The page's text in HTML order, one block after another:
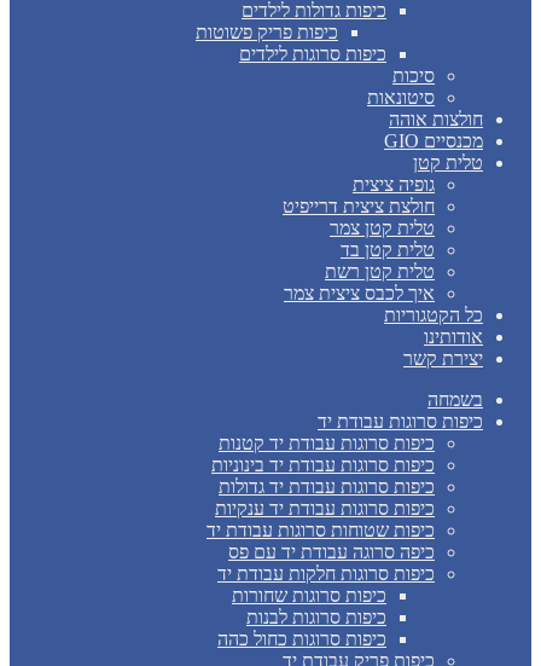
כיפות גדולות לילדים
כיפות פריק פשוטות
כיפות סרוגות לילדים
סיכות
סיטונאות
חולצות אוהה
מכנסיים GIO
טלית קטן
גופיה ציצית
חולצת ציצית דרייפיט
טלית קטן צמר
טלית קטן בד
טלית קטן רשת
איך לכבס ציצית צמר
כל הקטגוריות
אודותינו
יצירת קשר
בשמחה
כיפות סרוגות עבודת יד
כיפות סרוגות עבודת יד קטנות
כיפות סרוגות עבודת יד בינוניות
כיפות סרוגות עבודת יד גדולות
כיפות סרוגות עבודת יד ענקיות
כיפות שטוחות סרוגות עבודת יד
כיפה סרוגה עבודת יד עם פס
כיפות סרוגות חלקות עבודת יד
כיפות סרוגות שחורות
כיפות סרוגות לבנות
כיפות סרוגות כחול כהה
כיפות פריק עבודת יד